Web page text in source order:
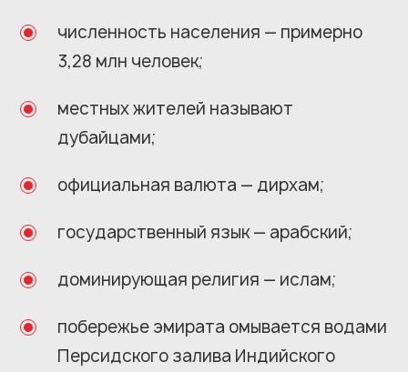
численность населения — примерно
3,28 млн человек;
местных жителей называют
дубайцами;
официальная валюта — дирхам;
государственный язык — арабский;
доминирующая религия — ислам;
побережье эмирата омывается водами
Персидского залива Индийского